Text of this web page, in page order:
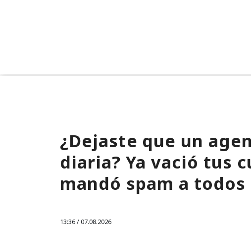
¿Dejaste que un
diaria? Ya vació tus
mandó spam a
13:36 / 07.08.2026